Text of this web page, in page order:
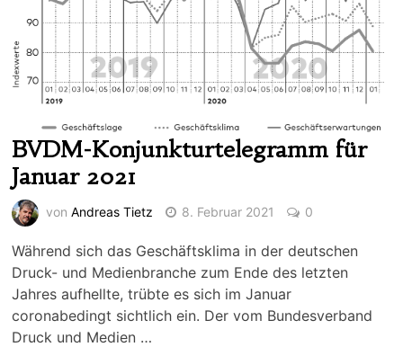
BVDM-Konjunkturtelegramm für
Januar 2021
von Andreas Tietz 8. Februar 2021 0
Während sich das Geschäftsklima in der deutschen
Druck- und Medienbranche zum Ende des letzten
Jahres aufhellte, trübte es sich im Januar
coronabedingt sichtlich ein. Der vom Bundesverband
Druck und Medien …